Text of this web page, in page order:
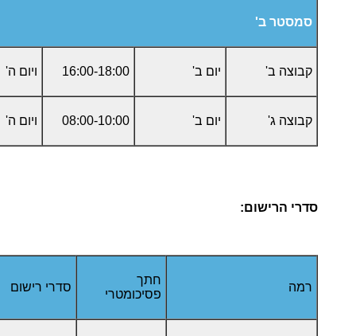
סמסטר ב'
קבוצה ב' יום ב' 16:00-18:00 ויום ה'
קבוצה ג' יום ב' 08:00-10:00 ויום ה'
סדרי הרישום:
רמה
חתך
פסיכומטרי
סדרי רישום